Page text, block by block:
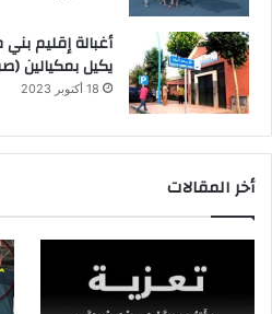
أغبالة إقليم
يكيل بمكيالين
18 أكتوبر 2023
أخر المقالات